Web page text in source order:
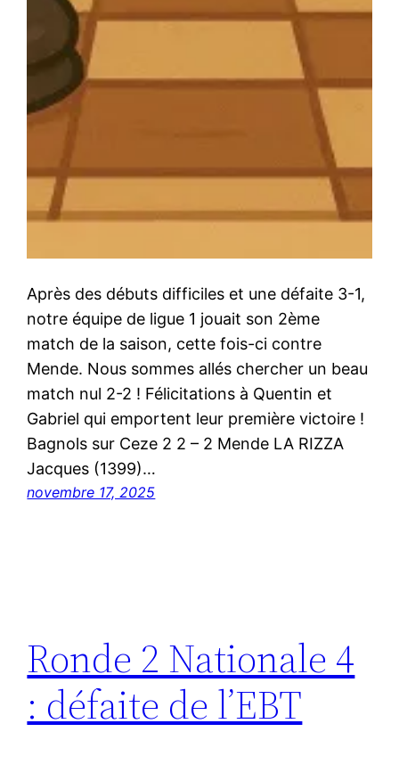
Après des débuts difficiles et une défaite 3-1,
notre équipe de ligue 1 jouait son 2ème
match de la saison, cette fois-ci contre
Mende. Nous sommes allés chercher un beau
match nul 2-2 ! Félicitations à Quentin et
Gabriel qui emportent leur première victoire !
Bagnols sur Ceze 2 2 – 2 Mende LA RIZZA
Jacques (1399)…
novembre 17, 2025
Ronde 2 Nationale 4
: défaite de l’EBT